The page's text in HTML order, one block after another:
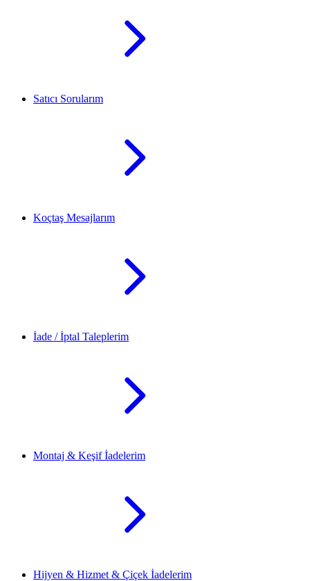
Satıcı Sorularım
Koçtaş Mesajlarım
İade / İptal Taleplerim
Montaj & Keşif İadelerim
Hijyen & Hizmet & Çiçek İadelerim